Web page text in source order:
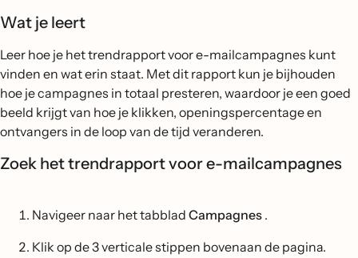
Wat je leert
Leer hoe je het trendrapport voor e-mailcampagnes kunt
vinden en wat erin staat. Met dit rapport kun je bijhouden
hoe je campagnes in totaal presteren, waardoor je een goed
beeld krijgt van hoe je klikken, openingspercentage en
ontvangers in de loop van de tijd veranderen.
Zoek het trendrapport voor e-mailcampagnes
Navigeer naar het tabblad Campagnes .
Klik op de 3 verticale stippen bovenaan de pagina.